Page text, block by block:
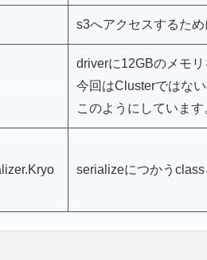
s3へアクセスするため
driverに12GBのメモ
今回はClusterではな
このようにしています
serializeにつかう